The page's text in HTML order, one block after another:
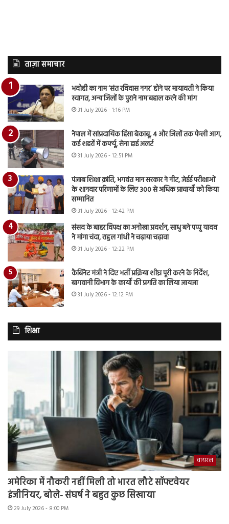
ताज़ा समाचार
भदोही का नाम ‘संत रविदास नगर’ होने पर मायावती ने किया
स्वागत, अन्य जिलों के पुराने नाम बहाल करने की मांग
31 July 2026 - 1:16 PM
नेपाल में सांप्रदायिक हिंसा बेकाबू, 4 और जिलों तक फैली आग,
कई शहरों में कर्फ्यू, सेना हाई अलर्ट
31 July 2026 - 12:51 PM
पंजाब शिक्षा क्रांति, भगवंत मान सरकार ने नीट, जेईई परीक्षाओं
के शानदार परिणामों के लिए 300 से अधिक प्राचार्यों को किया
सम्मानित
31 July 2026 - 12:42 PM
संसद के बाहर विपक्ष का अनोखा प्रदर्शन, साधु बने पप्पू यादव
ने मांगा चंदा, राहुल गांधी ने चढ़ाया चढ़ावा
31 July 2026 - 12:22 PM
कैबिनेट मंत्री ने दिए भर्ती प्रक्रिया शीघ्र पूरी करने के निर्देश,
बागवानी विभाग के कार्यों की प्रगति का लिया जायजा
31 July 2026 - 12:12 PM
शिक्षा
वायरल
अमेरिका में नौकरी नहीं मिली तो भारत लौटे सॉफ्टवेयर
इंजीनियर, बोले- संघर्ष ने बहुत कुछ सिखाया
29 July 2026 - 8:00 PM